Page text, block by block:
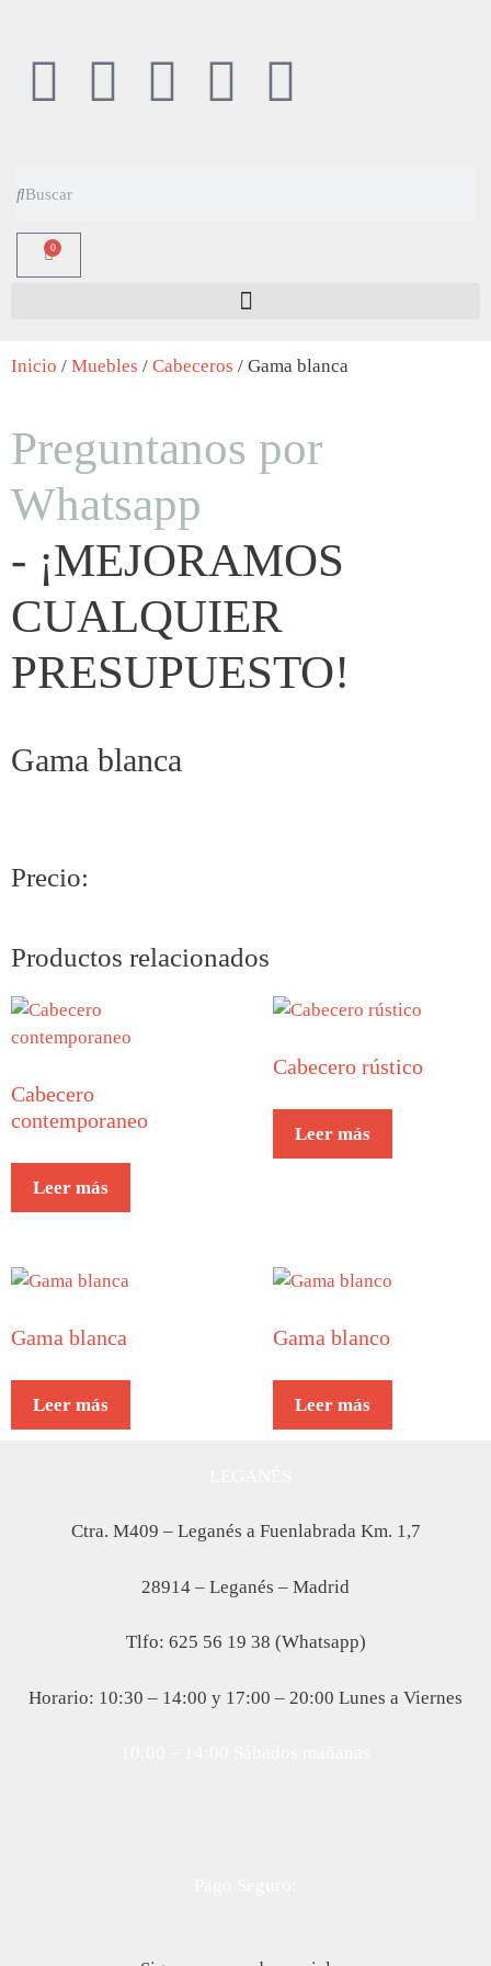
0
Inicio / Muebles / Cabeceros / Gama blanca
Preguntanos por
Whatsapp
- ¡MEJORAMOS
CUALQUIER
PRESUPUESTO!
Gama blanca
Precio:
Productos relacionados
Cabecero
contemporaneo
Leer más
Cabecero rústico
Leer más
Gama blanca
Leer más
Gama blanco
Leer más
Ctra. M409 – Leganés a Fuenlabrada Km. 1,7
28914 – Leganés – Madrid
Tlfo: 625 56 19 38 (Whatsapp)
Horario: 10:30 – 14:00 y 17:00 – 20:00 Lunes a Viernes